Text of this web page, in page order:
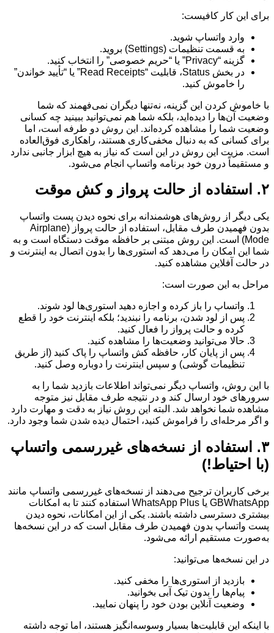
برای این کار کافیست:
وارد واتساپ شوید.
به قسمت تنظیمات (Settings) بروید.
گزینه “Privacy” یا “حریم خصوصی” را انتخاب کنید.
در بخش Status، قابلیت “Read Receipts” یا “تأیید خواندن”
را خاموش کنید.
با خاموش کردن این گزینه، نه‌تنها دیگران نمی‌فهمند که شما
وضعیت آن‌ها را دیده‌اید، بلکه شما هم نمی‌توانید ببینید چه کسانی
وضعیت شما را مشاهده کرده‌اند. این روش دو طرفه است، اما
برای کسانی که به دنبال مخفی‌کاری هستند، راهکاری فوق‌العاده
است. مزیت این روش در این است که نیاز به هیچ ابزار جانبی ندارد
و مستقیماً درون خود برنامه واتساپ انجام می‌شود.
۲. استفاده از حالت پرواز و کش موقت
یکی دیگر از روش‌های هوشمندانه برای نحوه دیدن پست واتساپ
بدون فهمیدن طرف مقابل، استفاده از حالت پرواز (Airplane
Mode) است. این روش مبتنی بر حافظه موقت دستگاه است و به
شما این امکان را می‌دهد که استوری‌ها را بدون اتصال به اینترنت و
در حالت آفلاین مشاهده کنید.
مراحل به این صورت است:
واتساپ را باز کرده و اجازه دهید استوری‌ها لود شوند.
پس از لود شدن، برنامه را نبندید؛ بلکه اینترنت خود را قطع
کرده و حالت پرواز را فعال کنید.
حالا می‌توانید وضعیت‌ها را مشاهده کنید.
پس از پایان کار، حافظه کش واتساپ را پاک کنید (از طریق
تنظیمات گوشی) و سپس اینترنت را دوباره وصل کنید.
با این روش، واتساپ دیگر نمی‌تواند اطلاعات بازدید شما را به
سرورهای خود ارسال کند و در نتیجه طرف مقابل نیز متوجه
مشاهده شما نخواهد شد. البته این روش نیاز به دقت و مهارت دارد
و اگر مرحله‌ای را فراموش کنید، احتمال دیده شدن شما وجود دارد.
۳. استفاده از نسخه‌های غیررسمی واتساپ
(با احتیاط!)
برخی کاربران ترجیح می‌دهند از نسخه‌های غیررسمی واتساپ مانند
GBWhatsApp یا WhatsApp Plus استفاده کنند تا به امکانات
بیشتری دسترسی داشته باشند. یکی از این امکانات، نحوه دیدن
پست واتساپ بدون فهمیدن طرف مقابل است که در این نسخه‌ها
به‌صورت مستقیم ارائه می‌شود.
در این نسخه‌ها می‌توانید:
بازدید از استوری‌ها را مخفی کنید.
پیام‌ها را بدون تیک آبی بخوانید.
وضعیت آنلاین بودن خود را پنهان نمایید.
با اینکه این قابلیت‌ها بسیار وسوسه‌انگیز هستند، اما توجه داشته